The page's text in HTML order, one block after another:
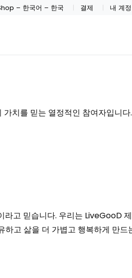
– 한국어 – 한국 결제 내 계정
를 믿는 열정적인 참여자입니
고 믿습니다. 우리는 LiveGooD
고 삶을 더 가볍고 행복하게 만